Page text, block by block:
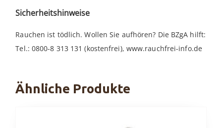
Sicherheitshinweise
Rauchen ist tödlich. Wollen Sie aufhören? Die BZgA hilft:
Tel.: 0800-8 313 131 (kostenfrei), www.rauchfrei-info.de
Ähnliche Produkte